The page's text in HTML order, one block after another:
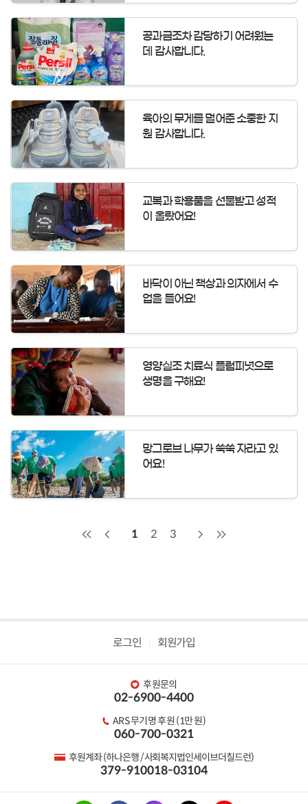
공과금조차 감당하기 어려웠는
데 감사합니다.
육아의 무게를 덜어준 소중한 지
원 감사합니다.
교복과 학용품을 선물받고 성적
이 올랐어요!
바닥이 아닌 책상과 의자에서 수
업을 들어요!
영양실조 치료식 플럼피넛으로
생명을 구해요!
망그로브 나무가 쑥쑥 자라고 있
어요!
1 2 3
로그인 회원가입
후원문의
02-6900-4400
ARS 무기명 후원 (1만 원)
060-700-0321
후원계좌 (하나은행 / 사회복지법인세이브더칠드런)
379-910018-03104